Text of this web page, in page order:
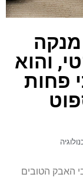
והוא
פחות
האבק הטובים